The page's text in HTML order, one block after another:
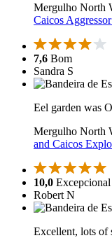
Mergulho North
Caicos
7,6 Bom
Sandra S
Eel garden was
Mergulho North
and Caicos
10,0 Excepcional
Robert N
Excellent, lots of